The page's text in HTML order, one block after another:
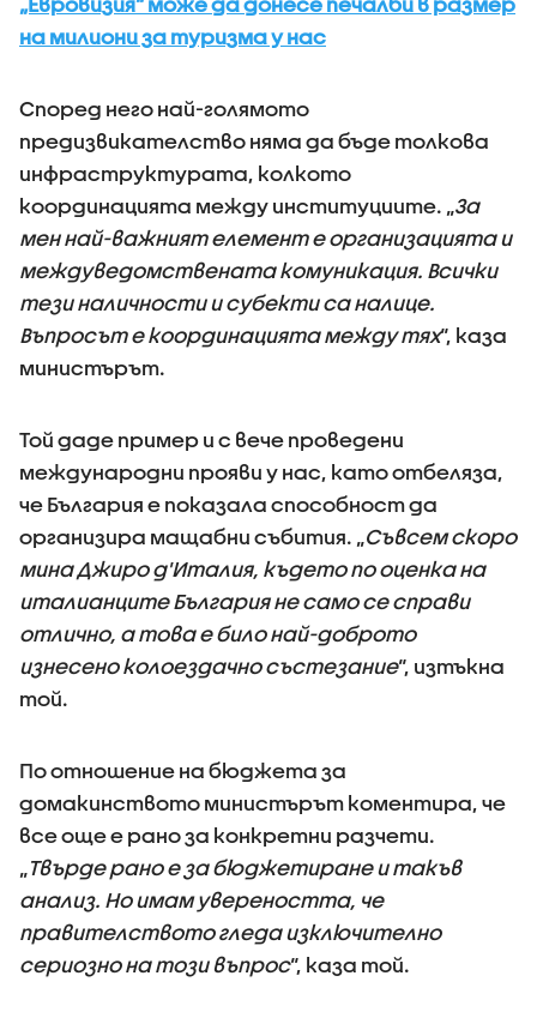
на милиони за туризма у нас
Според него най-голямото
предизвикателство няма да бъде толкова
инфраструктурата, колкото
координацията между институциите. „За
мен най-важният елемент е организацията и
междуведомствената комуникация. Всички
тези наличности и субекти са налице.
Въпросът е координацията между тях“, каза
министърът.
Той даде пример и с вече проведени
международни прояви у нас, като отбеляза,
че България е показала способност да
организира мащабни събития. „Съвсем скоро
мина Джиро д'Италия, където по оценка на
италианците България не само се справи
отлично, а това е било най-доброто
изнесено колоездачно състезание“, изтъкна
той.
По отношение на бюджета за
домакинството министърът коментира, че
все още е рано за конкретни разчети.
„Твърде рано е за бюджетиране и такъв
анализ. Но имам увереността, че
правителството гледа изключително
сериозно на този въпрос“, каза той.